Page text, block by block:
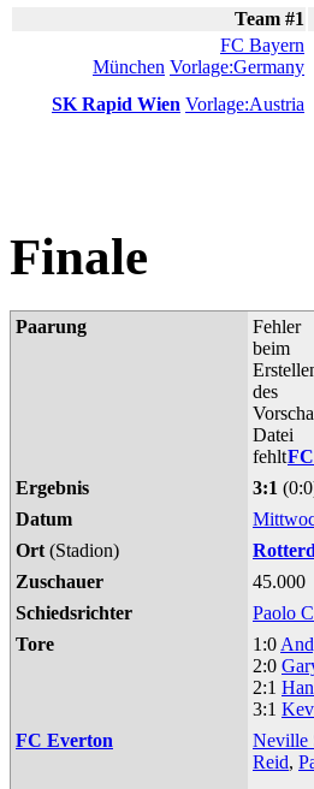
Team #1
FC Bayern
München Vorlage:Germany
SK Rapid Wien Vorlage:Austria
Finale
Paarung
Fehler
beim
des
Datei
fehlt
Ergebnis
3:1
Datum
Ort (Stadion)
Zuschauer
45.000
Schiedsrichter
Paolo
Tore
1:0
2:0
2:1
3:1
FC Everton
Neville
Reid,